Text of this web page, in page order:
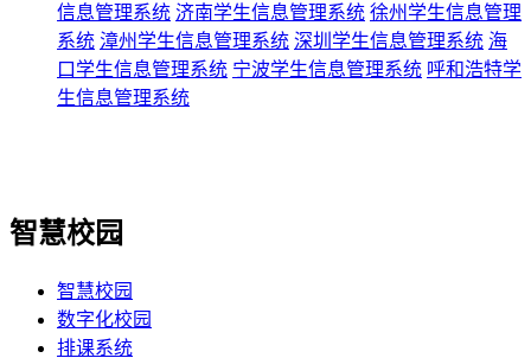
信息管理系统 济南学生信息管理系统 徐州学生信息管理
系统 漳州学生信息管理系统 深圳学生信息管理系统 海
口学生信息管理系统 宁波学生信息管理系统 呼和浩特学
生信息管理系统
智慧校园
智慧校园
数字化校园
排课系统